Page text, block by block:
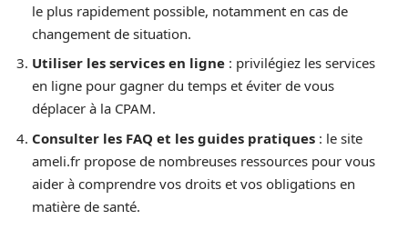
le plus rapidement possible, notamment en cas de
changement de situation.
Utiliser les services en ligne : privilégiez les services
en ligne pour gagner du temps et éviter de vous
déplacer à la CPAM.
Consulter les FAQ et les guides pratiques : le site
ameli.fr propose de nombreuses ressources pour vous
aider à comprendre vos droits et vos obligations en
matière de santé.